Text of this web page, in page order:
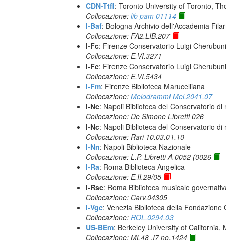
CDN-Ttfl: Toronto University of Toronto,
Collocazione: lib pam 01114
I-Baf: Bologna Archivio dell'Accademia
Collocazione: FA2.LIB.207
I-Fc: Firenze Conservatorio Luigi Cherubuni
Collocazione: E.VI.3271
I-Fc: Firenze Conservatorio Luigi Cherubuni
Collocazione: E.VI.5434
I-Fm: Firenze Biblioteca Marucelliana
Collocazione: Melodrammi Mel.2041.07
I-Nc: Napoli Biblioteca del Conservatorio
Collocazione: De Simone Libretti 026
I-Nc: Napoli Biblioteca del Conservatorio
Collocazione: Rari 10.03.01.10
I-Nn: Napoli Biblioteca Nazionale
Collocazione: L.P. Libretti A 0052 (0026
I-Ra: Roma Biblioteca Angelica
Collocazione: E.II.29/05
I-Rsc: Roma Biblioteca musicale
Collocazione: Carv.04305
I-Vgc: Venezia Biblioteca della Fondazione
Collocazione: ROL.0294.03
US-BEm: Berkeley University of California,
Collocazione: ML48 .I7 no.1424